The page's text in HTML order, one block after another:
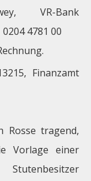
VR-Bank
4781 00
Finanzamt
tragend,
Vorlage einer